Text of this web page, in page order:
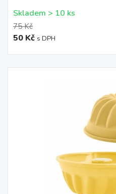
Skladem > 10 ks
75 Kč
50 Kč s DPH